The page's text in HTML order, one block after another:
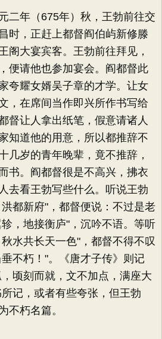
年（675年）秋，王勃前往交
时，正赶上都督阎伯屿新修滕
阁大宴宾客。王勃前往拜见，
便请他也参加宴会。阎都督此
夸耀女婿吴子章的才学。让女
，在席间当作即兴所作书写给
督让人拿出纸笔，假意请诸人
知道他的用意，所以都推辞不
几岁的青年晚辈，竟不推辞，
书。阎都督很是不高兴，拂衣
去看王勃写些什么。听说王勃
都新府"，都督便说：不过是老
，地接衡庐"，沉吟不语。等听
水共长天一色"，都督不得不叹
不朽！"。《唐才子传》则记
顷刻而就，文不加点，满座大
记，或者有些夸张，但王勃
不朽名篇。